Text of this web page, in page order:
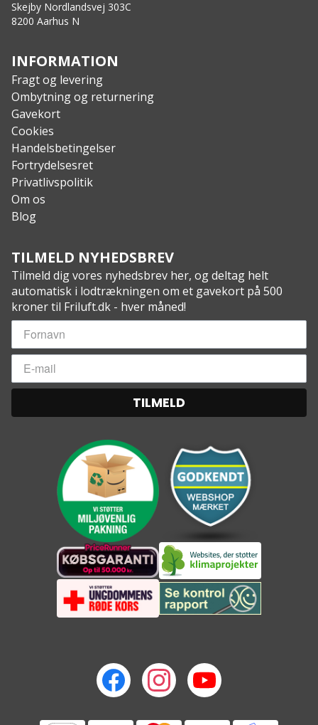
Skejby Nordlandsvej 303C
8200 Aarhus N
INFORMATION
Fragt og levering
Ombytning og returnering
Gavekort
Cookies
Handelsbetingelser
Fortrydelsesret
Privatlivspolitik
Om os
Blog
TILMELD NYHEDSBREV
Tilmeld dig vores nyhedsbrev her, og deltag helt
automatisk i lodtrækningen om et gavekort på 500
kroner til Friluft.dk - hver måned!
TILMELD